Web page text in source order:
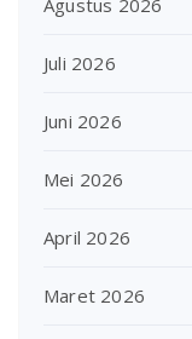
Juli 2026
Juni 2026
Mei 2026
April 2026
Maret 2026